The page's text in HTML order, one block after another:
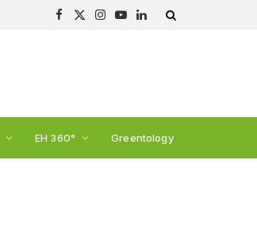
Facebook
X
Instagram
YouTubeLinkedIn
EH 360° Greentology